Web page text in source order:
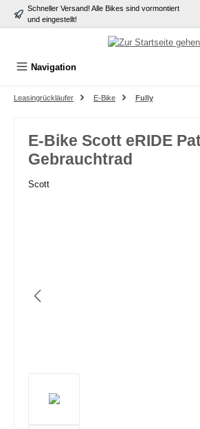
springen
Schneller Versand! Alle Bikes sind vormontiert
und eingestellt!
Navigation
Leasingrückläufer E-Bike Fully
E-Bike Scott eRIDE
Gebrauchtrad
Scott